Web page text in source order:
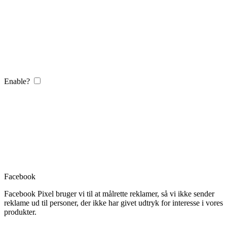
Enable?
Facebook
Facebook Pixel bruger vi til at målrette reklamer, så vi ikke sender
reklame ud til personer, der ikke har givet udtryk for interesse i vores
produkter.